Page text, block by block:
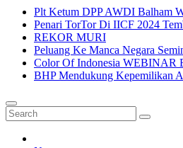
Plt Ketum DPP AWDI Balham
Penari TorTor Di IICF 2024
REKOR MURI
Peluang Ke Manca Negara
Color Of Indonesia WEBINAR
BHP Mendukung Kepemilikan